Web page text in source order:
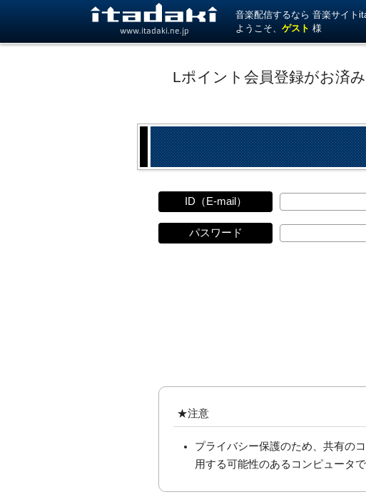
www.itadaki.ne.jp
音楽配信するなら 音楽サイト
ようこそ、ゲスト 様
Lポイント会員登録がお済
ID（E-mail）
パスワード
★注意
プライバシー保護のため、共有の
用する可能性のあるコンピュータ